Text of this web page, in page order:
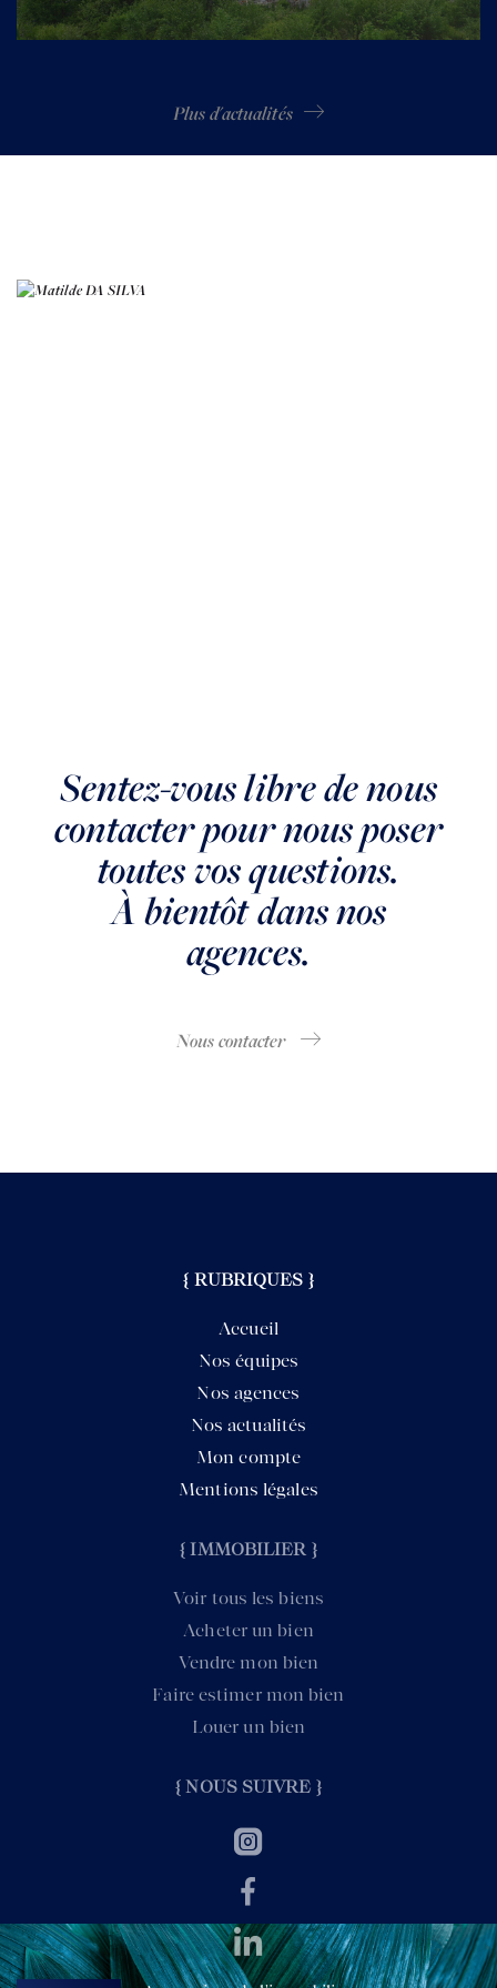
Plus d'actualités
Sentez-vous libre de nous
contacter pour nous poser
toutes vos questions.
À bientôt dans nos
agences.
Nous contacter
{ RUBRIQUES }
Accueil
Nos équipes
Nos agences
Nos actualités
Mon compte
Mentions légales
{ IMMOBILIER }
Voir tous les biens
Acheter un bien
Vendre mon bien
Faire estimer mon bien
Louer un bien
{ NOUS SUIVRE }